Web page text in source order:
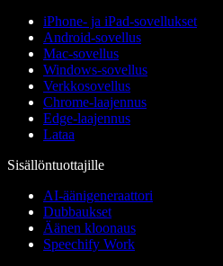
iPhone- ja iPad-sovellukset
Android-sovellus
Mac-sovellus
Windows-sovellus
Verkkosovellus
Chrome-laajennus
Edge-laajennus
Lataa
Sisällöntuottajille
AI-äänigeneraattori
Dubbaukset
Äänen kloonaus
Speechify Work